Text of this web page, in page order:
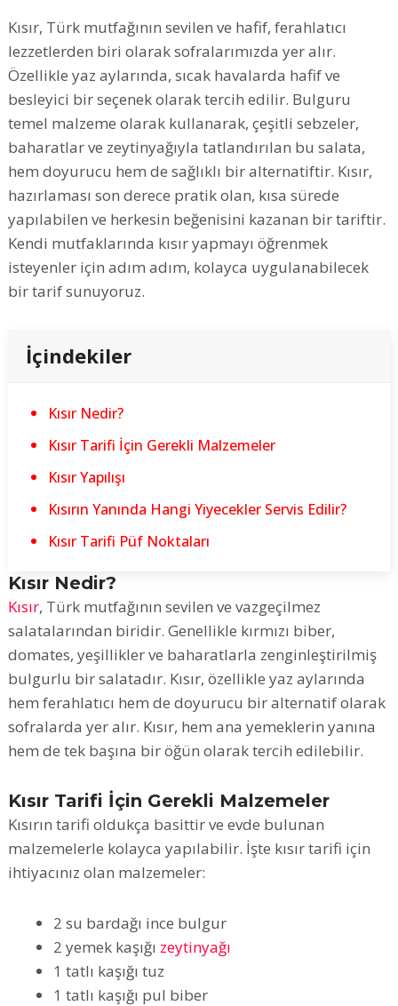
Kısır, Türk mutfağının sevilen ve hafif, ferahlatıcı
lezzetlerden biri olarak sofralarımızda yer alır.
Özellikle yaz aylarında, sıcak havalarda hafif ve
besleyici bir seçenek olarak tercih edilir. Bulguru
temel malzeme olarak kullanarak, çeşitli sebzeler,
baharatlar ve zeytinyağıyla tatlandırılan bu salata,
hem doyurucu hem de sağlıklı bir alternatiftir. Kısır,
hazırlaması son derece pratik olan, kısa sürede
yapılabilen ve herkesin beğenisini kazanan bir tariftir.
Kendi mutfaklarında kısır yapmayı öğrenmek
isteyenler için adım adım, kolayca uygulanabilecek
bir tarif sunuyoruz.
İçindekiler
Kısır Nedir?
Kısır Tarifi İçin Gerekli Malzemeler
Kısır Yapılışı
Kısırın Yanında Hangi Yiyecekler Servis Edilir?
Kısır Tarifi Püf Noktaları
Kısır Nedir?
Kısır, Türk mutfağının sevilen ve vazgeçilmez
salatalarından biridir. Genellikle kırmızı biber,
domates, yeşillikler ve baharatlarla zenginleştirilmiş
bulgurlu bir salatadır. Kısır, özellikle yaz aylarında
hem ferahlatıcı hem de doyurucu bir alternatif olarak
sofralarda yer alır. Kısır, hem ana yemeklerin yanına
hem de tek başına bir öğün olarak tercih edilebilir.
Kısır Tarifi İçin Gerekli Malzemeler
Kısırın tarifi oldukça basittir ve evde bulunan
malzemelerle kolayca yapılabilir. İşte kısır tarifi için
ihtiyacınız olan malzemeler:
2 su bardağı ince bulgur
2 yemek kaşığı zeytinyağı
1 tatlı kaşığı tuz
1 tatlı kaşığı pul biber